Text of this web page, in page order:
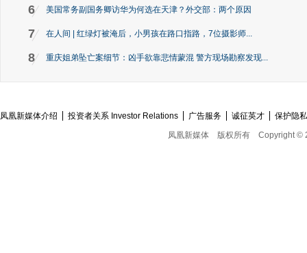
6 美国常务副国务卿访华为何选在天津？外交部：两个原因
7 在人间 | 红绿灯被淹后，小男孩在路口指路，7位摄影师...
8 重庆姐弟坠亡案细节：凶手欲靠悲情蒙混 警方现场勘察发现...
凤凰新媒体介绍 投资者关系 Investor Relations 广告服务 诚征英才
保护隐
凤凰新媒体
版权所有 Copyright ©